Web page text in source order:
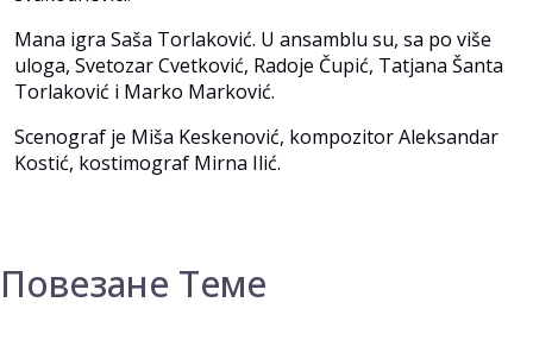
Mana igra Saša Torlaković. U ansamblu su, sa po više
uloga, Svetozar Cvetković, Radoje Čupić, Tatjana Šanta
Torlaković i Marko Marković.
Scenograf je Miša Keskenović, kompozitor Aleksandar
Kostić, kostimograf Mirna Ilić.
Повезане Теме